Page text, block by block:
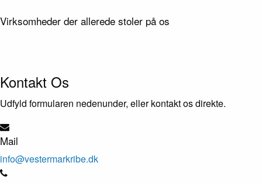
Virksomheder der allerede stoler på os
Kontakt Os
Udfyld formularen nedenunder, eller kontakt os direkte.
Mail
info@vestermarkribe.dk